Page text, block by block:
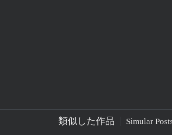
類似した作品 Simular